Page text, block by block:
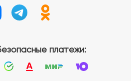
платежи: